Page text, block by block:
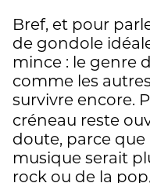
Bref, et pour
de gondole
mince : le genre
comme les
survivre encore.
créneau reste
doute, parce que
musique serait
rock ou de la